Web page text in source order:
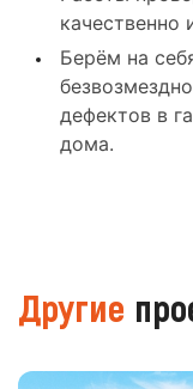
качественно
Берём на
дефектов в
дома.
Другие